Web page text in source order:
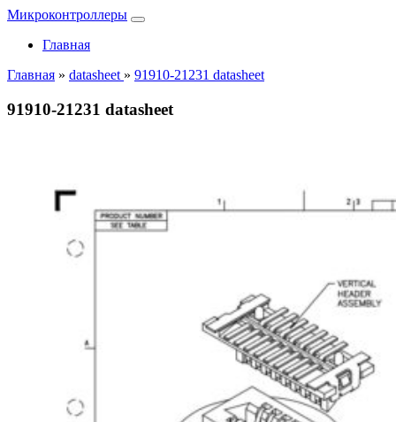
Микроконтроллеры
Главная
Главная » datasheet » 91910-21231 datasheet
91910-21231 datasheet